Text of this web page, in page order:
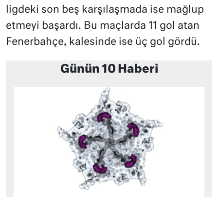
ligdeki son beş karşılaşmada ise mağlup
etmeyi başardı. Bu maçlarda 11 gol atan
Fenerbahçe, kalesinde ise üç gol gördü.
Günün 10 Haberi